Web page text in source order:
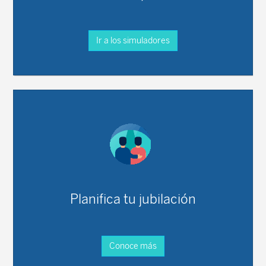
Ir a los simuladores
Planifica tu jubilación
Conoce más